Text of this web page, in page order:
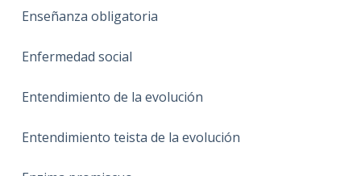
Enseñanza obligatoria
Enfermedad social
Entendimiento de la evolución
Entendimiento teista de la evolución